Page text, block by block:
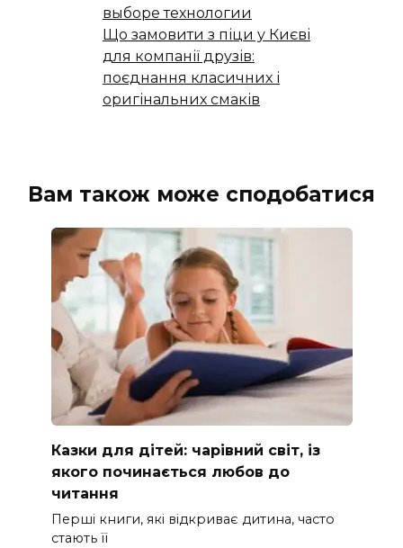
выборе технологии
Що замовити з піци у Києві
для компанії друзів:
поєднання класичних і
оригінальних смаків
Вам також може сподобатися
Казки для дітей: чарівний світ, із
якого починається любов до
читання
Перші книги, які відкриває дитина, часто
стають її